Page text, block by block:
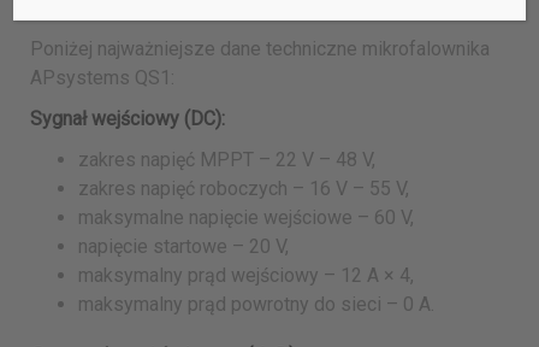
Poniżej najważniejsze dane techniczne mikrofalownika
APsystems QS1:
Sygnał wejściowy (DC):
zakres napięć MPPT – 22 V – 48 V,
zakres napięć roboczych – 16 V – 55 V,
maksymalne napięcie wejściowe – 60 V,
napięcie startowe – 20 V,
maksymalny prąd wejściowy – 12 A × 4,
maksymalny prąd powrotny do sieci – 0 A.